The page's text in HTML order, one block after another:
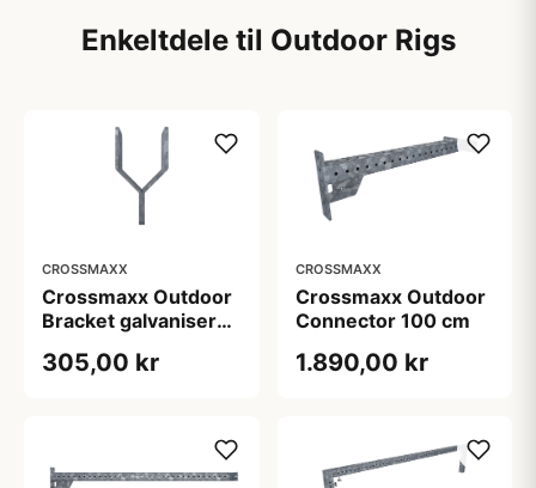
Enkeltdele til Outdoor Rigs
CROSSMAXX
Crossmaxx Outdoor
Bracket galvaniseret
udendørs
305,00 kr
CROSSMAXX
Crossmaxx Outdoor
Connector 100 cm
1.890,00 kr